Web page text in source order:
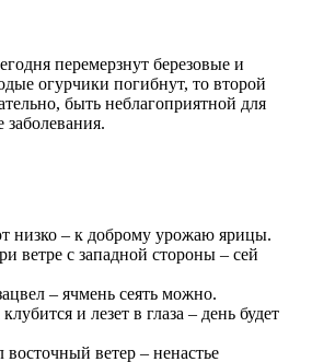
перемерзнут березовые и
огурчики погибнут, то второй
быть неблагоприятной для
низко – к доброму урожаю ярицы.
ветре с западной стороны – сей
– ячмень сеять можно.
и лезет в глаза – день будет
ветер – ненастье